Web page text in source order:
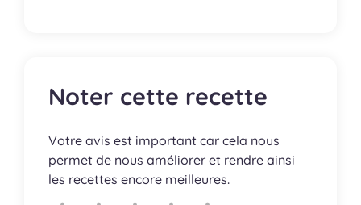
Noter cette recette
Votre avis est important car cela nous
permet de nous améliorer et rendre ainsi
les recettes encore meilleures.